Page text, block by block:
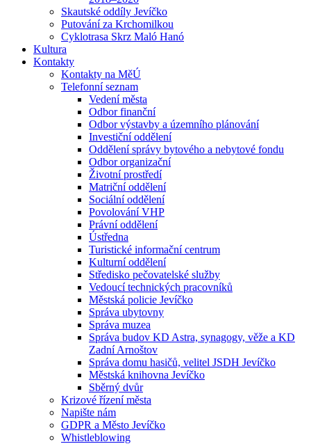
Skautské oddíly Jevíčko
Putování za Krchomilkou
Cyklotrasa Skrz Maló Hanó
Kultura
Kontakty
Kontakty na MěÚ
Telefonní seznam
Vedení města
Odbor finanční
Odbor výstavby a územního plánování
Investiční oddělení
Oddělení správy bytového a nebytové fondu
Odbor organizační
Životní prostředí
Matriční oddělení
Sociální oddělení
Povolování VHP
Právní oddělení
Ústředna
Turistické informační centrum
Kulturní oddělení
Středisko pečovatelské služby
Vedoucí technických pracovníků
Městská policie Jevíčko
Správa ubytovny
Správa muzea
Správa budov KD Astra, synagogy, věže a KD
Zadní Arnoštov
Správa domu hasičů, velitel JSDH Jevíčko
Městská knihovna Jevíčko
Sběrný dvůr
Krizové řízení města
Napište nám
GDPR a Město Jevíčko
Whistleblowing